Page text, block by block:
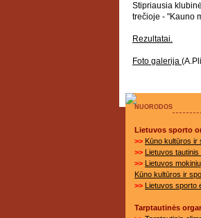
Stipriausia
trečioje - "Kauno
Rezultatai.
Foto galerija
NUORODOS
Lietuvos sporto
>> Kūno kultūros ir
>> Lietuvos tautinis
>> Lietuvos
Kūno kultūros ir
>> Lietuvos sporto
Tarptautinės